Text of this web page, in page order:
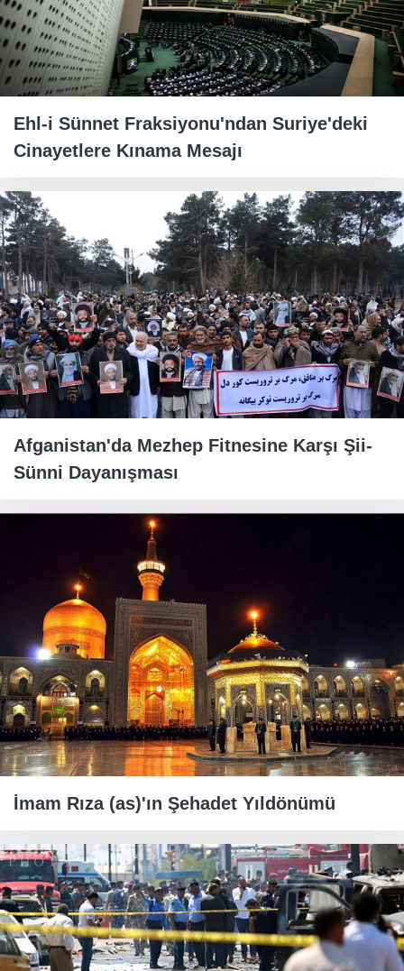
Ehl-i Sünnet Fraksiyonu'ndan Suriye'deki
Cinayetlere Kınama Mesajı
Afganistan'da Mezhep Fitnesine Karşı Şii-
Sünni Dayanışması
İmam Rıza (as)'ın Şehadet Yıldönümü